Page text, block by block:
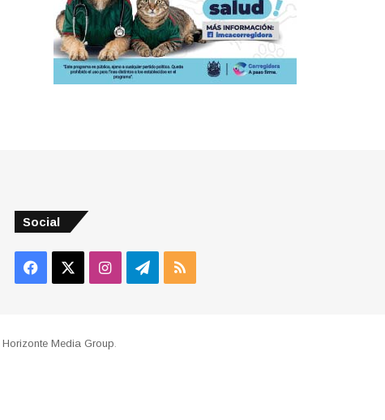
Social
Facebook InstagramTelegram
RSS
Horizonte Media Group.